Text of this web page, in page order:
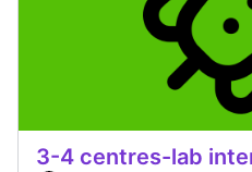
3-4 centres-lab